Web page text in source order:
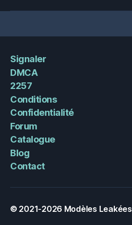
Signaler
DMCA
2257
Conditions
Confidentialité
Forum
Catalogue
Blog
Contact
© 2021-2026 Modèles Leakées